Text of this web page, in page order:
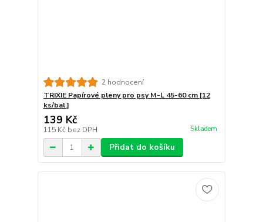
2 hodnocení
TRIXIE Papírové pleny pro psy M-L 45-60 cm [12
ks/bal.]
139 Kč
115 Kč bez DPH Skladem
Přidat do košíku